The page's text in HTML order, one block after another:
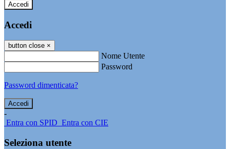
Accedi
Accedi
button close ×
Nome Utente
Password
Password dimenticata?
-
Entra con SPID Entra con CIE
Seleziona utente